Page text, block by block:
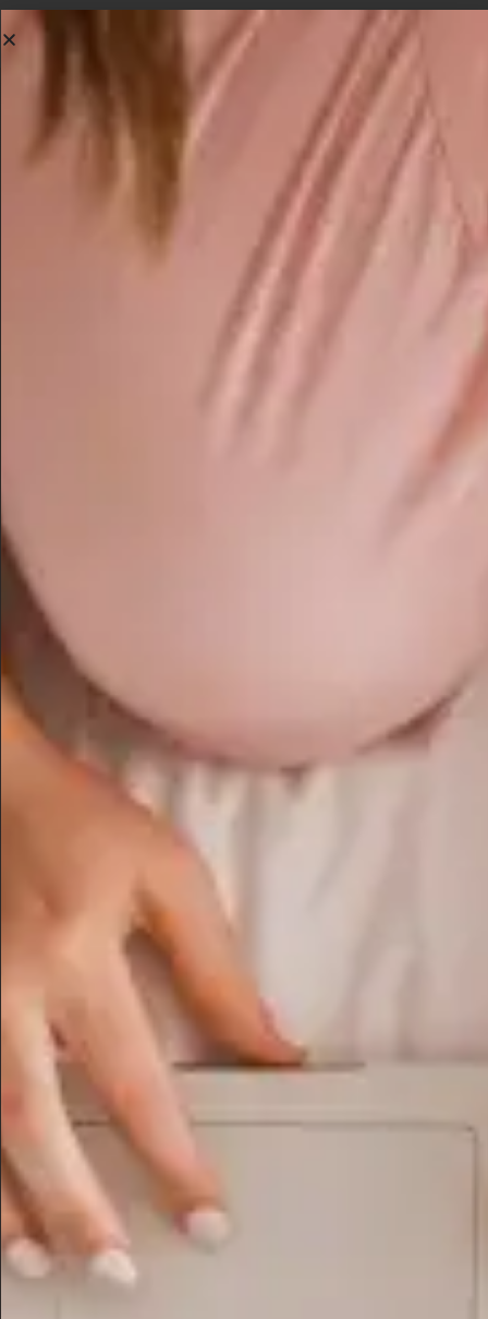
PRUEBA GRATIS